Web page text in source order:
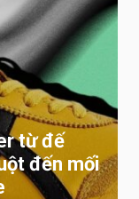
từ đế
đến mối